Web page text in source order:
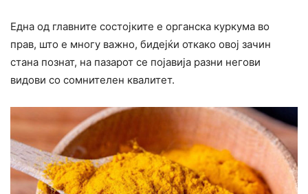
Една од главните состојките е органска куркума во
прав, што е многу важно, бидејќи откако овој зачин
стана познат, на пазарот се појавија разни негови
видови со сомнителен квалитет.